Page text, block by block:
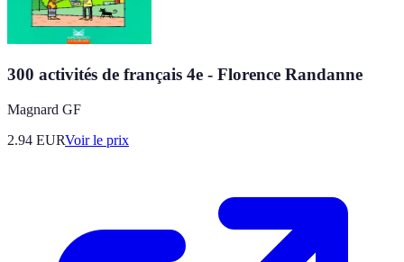
300 activités de français 4e - Florence Randanne
Magnard GF
2.94 EURVoir le prix